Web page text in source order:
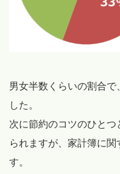
男女半数くらいの割合で
した。
次に節約のコツのひと
られますが、家計簿に
す。